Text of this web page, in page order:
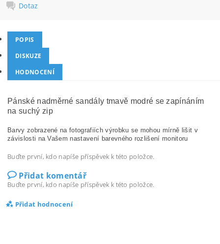
Dotaz
POPIS
DISKUZE
HODNOCENÍ
Pánské nadměrné sandály tmavě modré se zapínáním
na suchý zip
Barvy zobrazené na fotografiích výrobku se mohou mírně lišit v
závislosti na Vašem nastavení barevného rozlišení monitoru
Buďte první, kdo napíše příspěvek k této položce.
Přidat komentář
Buďte první, kdo napíše příspěvek k této položce.
Přidat hodnocení